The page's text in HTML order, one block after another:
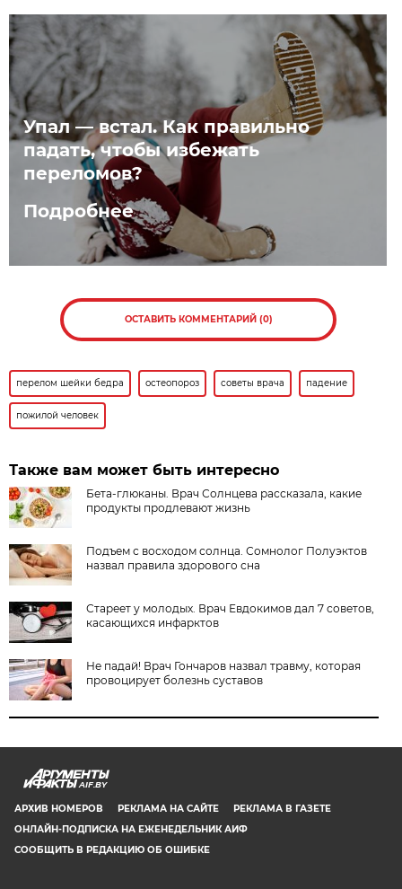
Упал — встал. Как правильно
падать, чтобы избежать
переломов?
Подробнее
ОСТАВИТЬ КОММЕНТАРИЙ (0)
перелом шейки бедра остеопороз советы врача падение
пожилой человек
Также вам может быть интересно
Бета-глюканы. Врач Солнцева рассказала, какие
продукты продлевают жизнь
Подъем с восходом солнца. Сомнолог Полуэктов
назвал правила здорового сна
Стареет у молодых. Врач Евдокимов дал 7 советов,
касающихся инфарктов
Не падай! Врач Гончаров назвал травму, которая
провоцирует болезнь суставов
AIF.BY
АРХИВ НОМЕРОВ РЕКЛАМА НА САЙТЕ
РЕКЛАМА В ГАЗЕТЕ
ОНЛАЙН-ПОДПИСКА НА ЕЖЕНЕДЕЛЬНИК АИФ
СООБЩИТЬ В РЕДАКЦИЮ ОБ ОШИБКЕ